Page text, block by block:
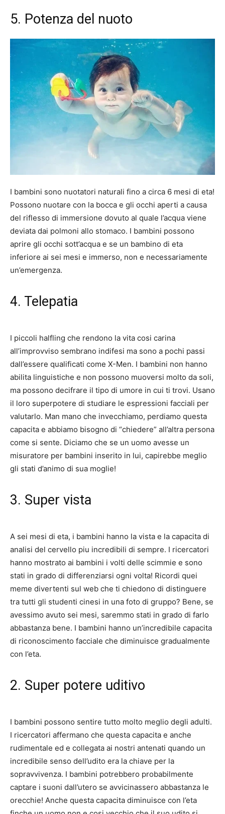
5. Potenza del nuoto
I bambini sono nuotatori naturali fino a circa 6 mesi di eta!
Possono nuotare con la bocca e gli occhi aperti a causa
del riflesso di immersione dovuto al quale l’acqua viene
deviata dai polmoni allo stomaco. I bambini possono
aprire gli occhi sott’acqua e se un bambino di eta
inferiore ai sei mesi e immerso, non e necessariamente
un’emergenza.
4. Telepatia
I piccoli halfling che rendono la vita cosi carina
all’improvviso sembrano indifesi ma sono a pochi passi
dall’essere qualificati come X-Men. I bambini non hanno
abilita linguistiche e non possono muoversi molto da soli,
ma possono decifrare il tipo di umore in cui ti trovi. Usano
il loro superpotere di studiare le espressioni facciali per
valutarlo. Man mano che invecchiamo, perdiamo questa
capacita e abbiamo bisogno di “chiedere” all’altra persona
come si sente. Diciamo che se un uomo avesse un
misuratore per bambini inserito in lui, capirebbe meglio
gli stati d’animo di sua moglie!
3. Super vista
A sei mesi di eta, i bambini hanno la vista e la capacita di
analisi del cervello piu incredibili di sempre. I ricercatori
hanno mostrato ai bambini i volti delle scimmie e sono
stati in grado di differenziarsi ogni volta! Ricordi quei
meme divertenti sul web che ti chiedono di distinguere
tra tutti gli studenti cinesi in una foto di gruppo? Bene, se
avessimo avuto sei mesi, saremmo stati in grado di farlo
abbastanza bene. I bambini hanno un’incredibile capacita
di riconoscimento facciale che diminuisce gradualmente
con l’eta.
2. Super potere uditivo
I bambini possono sentire tutto molto meglio degli adulti.
I ricercatori affermano che questa capacita e anche
rudimentale ed e collegata ai nostri antenati quando un
incredibile senso dell’udito era la chiave per la
sopravvivenza. I bambini potrebbero probabilmente
captare i suoni dall’utero se avvicinassero abbastanza le
orecchie! Anche questa capacita diminuisce con l’eta